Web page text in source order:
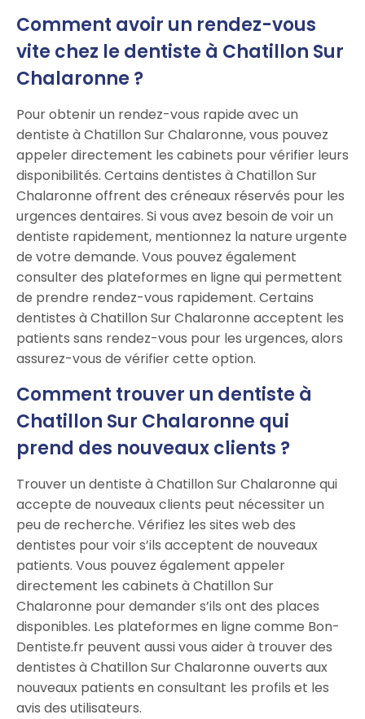
Comment avoir un rendez-vous
vite chez le dentiste à Chatillon Sur
Chalaronne ?
Pour obtenir un rendez-vous rapide avec un
dentiste à Chatillon Sur Chalaronne, vous pouvez
appeler directement les cabinets pour vérifier leurs
disponibilités. Certains dentistes à Chatillon Sur
Chalaronne offrent des créneaux réservés pour les
urgences dentaires. Si vous avez besoin de voir un
dentiste rapidement, mentionnez la nature urgente
de votre demande. Vous pouvez également
consulter des plateformes en ligne qui permettent
de prendre rendez-vous rapidement. Certains
dentistes à Chatillon Sur Chalaronne acceptent les
patients sans rendez-vous pour les urgences, alors
assurez-vous de vérifier cette option.
Comment trouver un dentiste à
Chatillon Sur Chalaronne qui
prend des nouveaux clients ?
Trouver un dentiste à Chatillon Sur Chalaronne qui
accepte de nouveaux clients peut nécessiter un
peu de recherche. Vérifiez les sites web des
dentistes pour voir s’ils acceptent de nouveaux
patients. Vous pouvez également appeler
directement les cabinets à Chatillon Sur
Chalaronne pour demander s’ils ont des places
disponibles. Les plateformes en ligne comme Bon-
Dentiste.fr peuvent aussi vous aider à trouver des
dentistes à Chatillon Sur Chalaronne ouverts aux
nouveaux patients en consultant les profils et les
avis des utilisateurs.